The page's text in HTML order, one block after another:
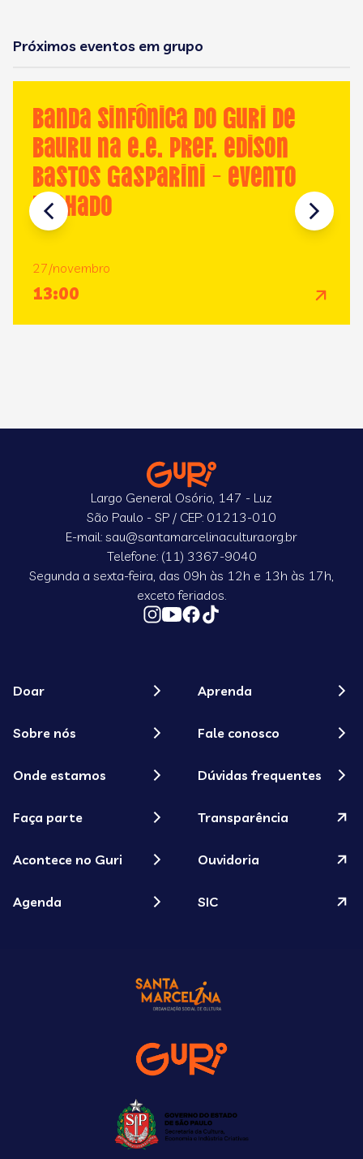
Próximos eventos em grupo
Banda Sinfônica do GURI de
Bauru na E.E. Pref. Edison
Bastos Gasparini - EVENTO
FECHADO
27/novembro
13:00
Largo General Osório, 147 - Luz
São Paulo - SP / CEP: 01213-010
E-mail: sau@santamarcelinacultura.org.br
Telefone: (11) 3367-9040
Segunda a sexta-feira, das 09h às 12h e 13h às 17h,
exceto feriados.
Doar
Sobre nós
Onde estamos
Faça parte
Acontece no Guri
Agenda
Aprenda
Fale conosco
Dúvidas frequentes
Transparência
Ouvidoria
SIC